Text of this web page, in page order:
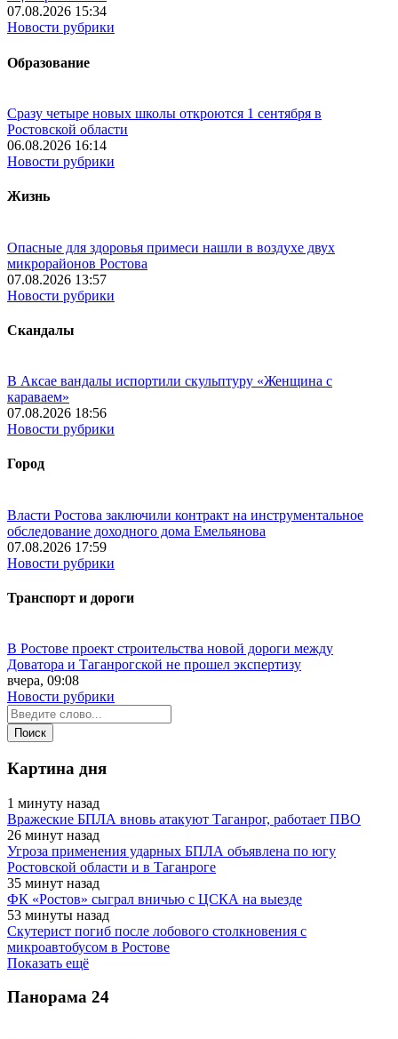
07.08.2026 15:34
Новости рубрики
Образование
Сразу четыре новых школы откроются 1 сентября в
Ростовской области
06.08.2026 16:14
Новости рубрики
Жизнь
Опасные для здоровья примеси нашли в воздухе двух
микрорайонов Ростова
07.08.2026 13:57
Новости рубрики
Скандалы
В Аксае вандалы испортили скульптуру «Женщина с
караваем»
07.08.2026 18:56
Новости рубрики
Город
Власти Ростова заключили контракт на инструментальное
обследование доходного дома Емельянова
07.08.2026 17:59
Новости рубрики
Транспорт и дороги
В Ростове проект строительства новой дороги между
Доватора и Таганрогской не прошел экспертизу
вчера, 09:08
Новости рубрики
Картина дня
1 минуту назад
Вражеские БПЛА вновь атакуют Таганрог, работает ПВО
26 минут назад
Угроза применения ударных БПЛА объявлена по югу
Ростовской области и в Таганроге
35 минут назад
ФК «Ростов» сыграл вничью с ЦСКА на выезде
53 минуты назад
Скутерист погиб после лобового столкновения с
микроавтобусом в Ростове
Показать ещё
Панорама 24